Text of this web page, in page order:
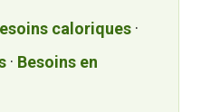
caloriques ·
· Besoins en